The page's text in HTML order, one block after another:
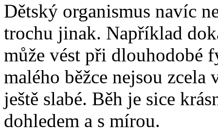
Dětský organismus navíc
trochu jinak. Například
může vést při dlouhodobé
malého běžce nejsou
ještě slabé. Běh je sice
dohledem a s mírou.